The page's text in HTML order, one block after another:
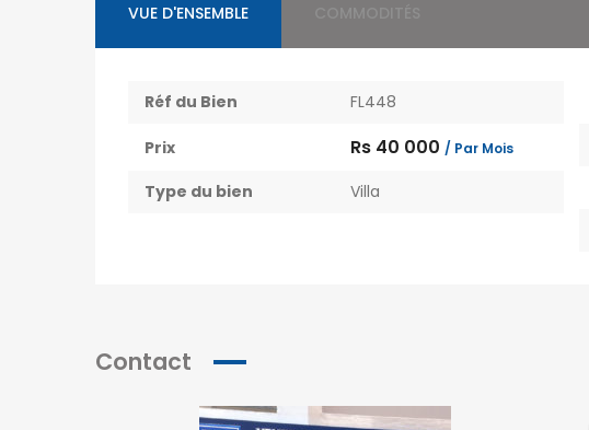
VUE D'ENSEMBLE
Réf du Bien FL448
Prix Rs 40 000 / Par Mois
Type du bien Villa
Contact